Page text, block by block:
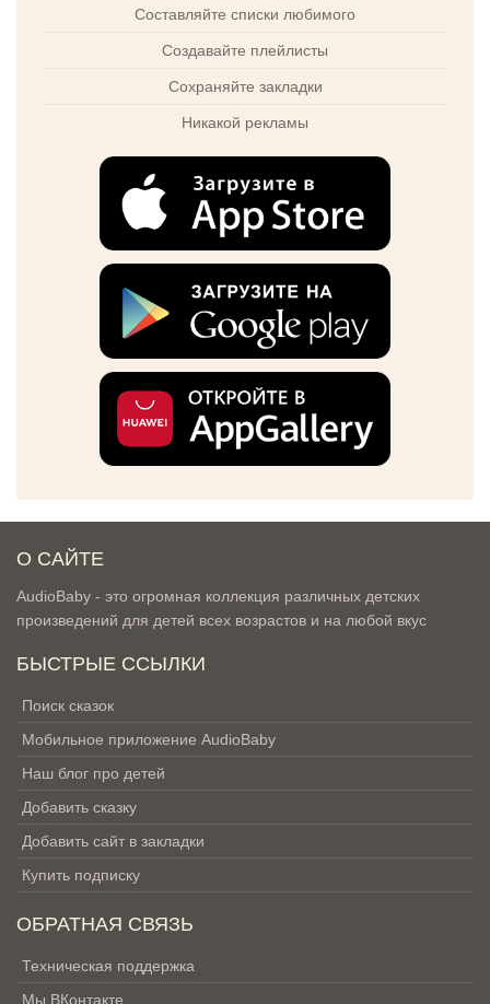
Составляйте списки любимого
Создавайте плейлисты
Сохраняйте закладки
Никакой рекламы
О САЙТЕ
AudioBaby - это огромная коллекция различных детских
произведений для детей всех возрастов и на любой вкус
БЫСТРЫЕ ССЫЛКИ
Поиск сказок
Мобильное приложение AudioBaby
Наш блог про детей
Добавить сказку
Добавить сайт в закладки
Купить подписку
ОБРАТНАЯ СВЯЗЬ
Техническая поддержка
Мы ВКонтакте